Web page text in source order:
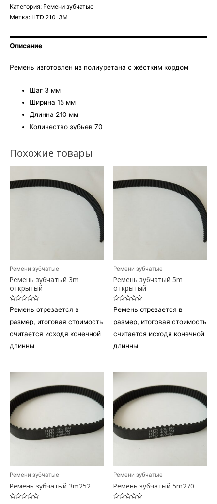
Категория: Ремени зубчатые
Метка: HTD 210-3M
Описание
Ремень изготовлен из полиуретана с жёстким кордом
Шаг 3 мм
Ширина 15 мм
Длинна 210 мм
Количество зубьев 70
Похожие товары
Ремени зубчатые
Ремень зубчатый 3m
открытый
Оценка
0
5
Ремень отрезается в
размер, итоговая стоимость
считается исходя конечной
длинны
Ремени зубчатые
Ремень зубчатый 5m
открытый
Оценка
0
5
Ремень отрезается в
размер, итоговая стоимость
считается исходя конечной
длинны
Ремени зубчатые
Ремень зубчатый 3m252
Ремени зубчатые
Ремень зубчатый 5m270